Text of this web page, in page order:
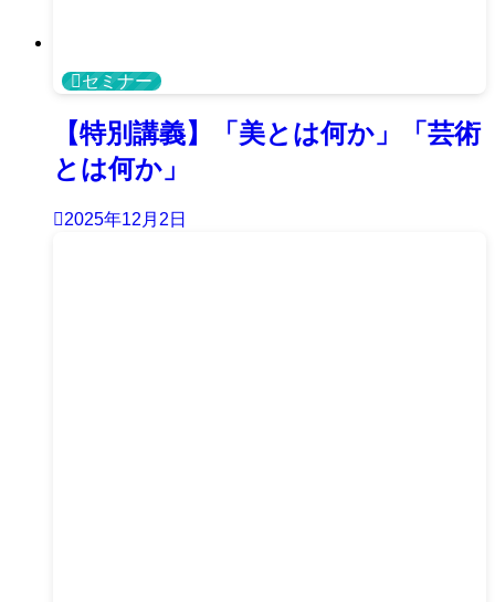
セミナー
【特別講義】「美とは何か」「芸術
とは何か」
2025年12月2日